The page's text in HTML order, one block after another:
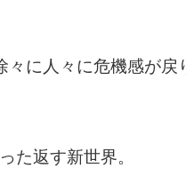
に人々に危機感が
た返す新世界。